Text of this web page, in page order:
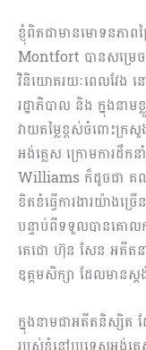
ខ្ញុំពិតជា​​មានមោទនភា
Montfort បានសម្រេច
វិនិយោគរយៈពេលវែង ​ន
រដ្ឋាភិបាល និង ក្នុងនាម
វាយតម្លៃខ្ពស់ចំពោះក្
អង់គ្លេស ក្រោមការដឹក
Williams ក៏ដូចជា គ
ខិតខំ​ធ្វើ​ការងារ​យ៉ាងច្រ
បន្ទាប់ពីទទួល​បាន​គោល
តេជោ ហ៊ុន សែន អតីតនា
ឧត្តមសិក្សា ដែល​មាន​ស្
ក្នុងនាម​ជាអតីតនិស្សិត